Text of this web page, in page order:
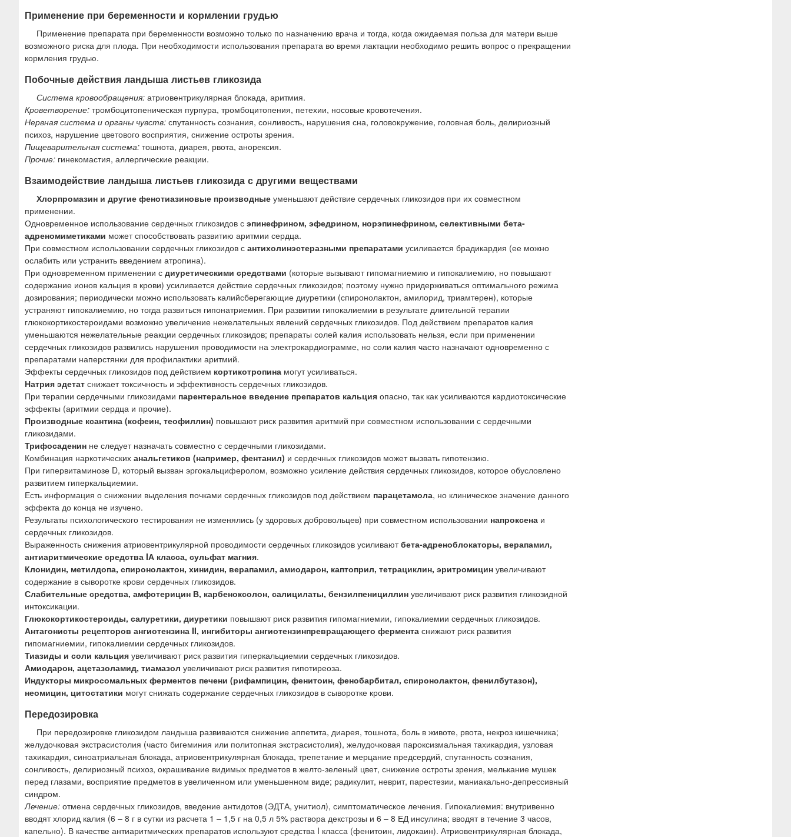
Применение при беременности и кормлении грудью
Применение препарата при беременности возможно только по назначению врача и тогда, когда ожидаемая польза для матери выше
возможного риска для плода. При необходимости использования препарата во время лактации необходимо решить вопрос о прекращении
кормления грудью.
Побочные действия ландыша листьев гликозида
Система кровообращения: атриовентрикулярная блокада, аритмия.
Кроветворение: тромбоцитопеническая пурпура, тромбоцитопения, петехии, носовые кровотечения.
Нервная система и органы чувств: спутанность сознания, сонливость, нарушения сна, головокружение, головная боль, делириозный
психоз, нарушение цветового восприятия, снижение остроты зрения.
Пищеварительная система: тошнота, диарея, рвота, анорексия.
Прочие: гинекомастия, аллергические реакции.
Взаимодействие ландыша листьев гликозида с другими веществами
Хлорпромазин и другие фенотиазиновые производные уменьшают действие сердечных гликозидов при их совместном
применении.
Одновременное использование сердечных гликозидов с эпинефрином, эфедрином, норэпинефрином, селективными бета-
адреномиметиками может способствовать развитию аритмии сердца.
При совместном использовании сердечных гликозидов с антихолинэстеразными препаратами усиливается брадикардия (ее можно
ослабить или устранить введением атропина).
При одновременном применении с диуретическими средствами (которые вызывают гипомагниемию и гипокалиемию, но повышают
содержание ионов кальция в крови) усиливается действие сердечных гликозидов; поэтому нужно придерживаться оптимального режима
дозирования; периодически можно использовать калийсберегающие диуретики (спиронолактон, амилорид, триамтерен), которые
устраняют гипокалиемию, но тогда развиться гипонатриемия. При развитии гипокалиемии в результате длительной терапии
глюкокортикостероидами возможно увеличение нежелательных явлений сердечных гликозидов. Под действием препаратов калия
уменьшаются нежелательные реакции сердечных гликозидов; препараты солей калия использовать нельзя, если при применении
сердечных гликозидов развились нарушения проводимости на электрокардиограмме, но соли калия часто назначают одновременно с
препаратами наперстянки для профилактики аритмий.
Эффекты сердечных гликозидов под действием кортикотропина могут усиливаться.
Натрия эдетат снижает токсичность и эффективность сердечных гликозидов.
При терапии сердечными гликозидами парентеральное введение препаратов кальция опасно, так как усиливаются кардиотоксические
эффекты (аритмии сердца и прочие).
Производные ксантина (кофеин, теофиллин) повышают риск развития аритмий при совместном использовании с сердечными
гликозидами.
Трифосаденин не следует назначать совместно с сердечными гликозидами.
Комбинация наркотических анальгетиков (например, фентанил) и сердечных гликозидов может вызвать гипотензию.
При гипервитаминозе D, который вызван эргокальциферолом, возможно усиление действия сердечных гликозидов, которое обусловлено
развитием гиперкальциемии.
Есть информация о снижении выделения почками сердечных гликозидов под действием парацетамола, но клиническое значение данного
эффекта до конца не изучено.
Результаты психологического тестирования не изменялись (у здоровых добровольцев) при совместном использовании напроксена и
сердечных гликозидов.
Выраженность снижения атриовентрикулярной проводимости сердечных гликозидов усиливаютбета-адреноблокаторы, верапамил,
антиаритмические средства IА класса, сульфат магния.
Клонидин, метилдопа, спиронолактон, хинидин, верапамил, амиодарон, каптоприл, тетрациклин, эритромицин увеличивают
содержание в сыворотке крови сердечных гликозидов.
Слабительные средства, амфотерицин В, карбеноксолон, салицилаты, бензилпенициллин увеличивают риск развития гликозидной
интоксикации.
Глюкокортикостероиды, салуретики, диуретики повышают риск развития гипомагниемии, гипокалиемии сердечных гликозидов.
Антагонисты рецепторов ангиотензина II, ингибиторы ангиотензинпревращающего фермента снижают риск развития
гипомагниемии, гипокалиемии сердечных гликозидов.
Тиазиды и соли кальция увеличивают риск развития гиперкальциемии сердечных гликозидов.
Амиодарон, ацетазоламид, тиамазол увеличивают риск развития гипотиреоза.
Индукторы микросомальных ферментов печени (рифампицин, фенитоин, фенобарбитал, спиронолактон, фенилбутазон),
неомицин, цитостатики могут снижать содержание сердечных гликозидов в сыворотке крови.
Передозировка
При передозировке гликозидом ландыша развиваются снижение аппетита, диарея, тошнота, боль в животе, рвота, некроз кишечника;
желудочковая экстрасистолия (часто бигеминия или политопная экстрасистолия), желудочковая пароксизмальная тахикардия, узловая
тахикардия, синоатриальная блокада, атриовентрикулярная блокада, трепетание и мерцание предсердий, спутанность сознания,
сонливость, делириозный психоз, окрашивание видимых предметов в желто-зеленый цвет, снижение остроты зрения, мелькание мушек
перед глазами, восприятие предметов в увеличенном или уменьшенном виде; радикулит, неврит, парестезии, маниакально-депрессивный
синдром.
Лечение: отмена сердечных гликозидов, введение антидотов (ЭДТА, унитиол), симптоматическое лечения. Гипокалиемия: внутривенно
вводят хлорид калия (6 – 8 г в сутки из расчета 1 – 1,5 г на 0,5 л 5% раствора декстрозы и 6 – 8 ЕД инсулина; вводят в течение 3 часов,
капельно). В качестве антиаритмических препаратов используют средства I класса (фенитоин, лидокаин). Атриовентрикулярная блокада,